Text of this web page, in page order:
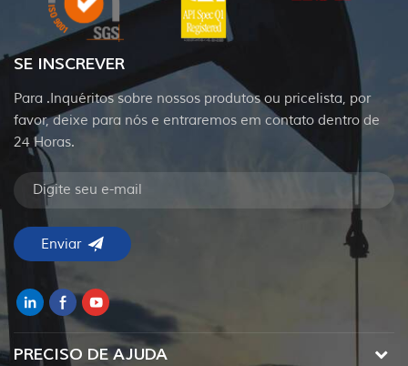
SE INSCREVER
Para .Inquéritos sobre nossos produtos ou pricelista, por
favor, deixe para nós e entraremos em contato dentro de
24 Horas.
PRECISO DE AJUDA